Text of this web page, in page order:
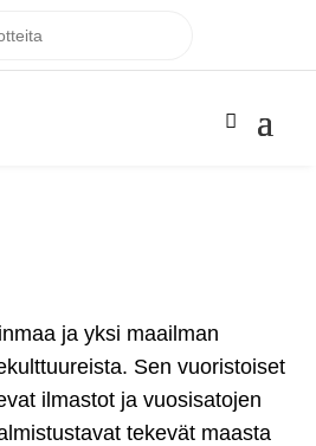
ja yksi maailman
Sen vuoristoiset
ilmastot ja vuosisatojen
tekevät maasta